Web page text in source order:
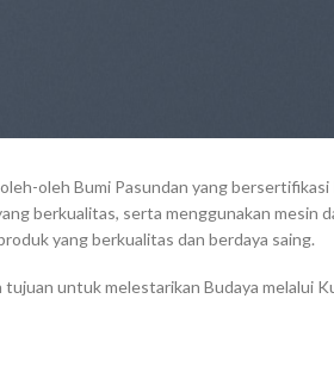
oleh Bumi Pasundan yang
berkualitas, serta menggunakan
yang berkualitas dan berdaya saing.
untuk melestarikan Budaya melalui